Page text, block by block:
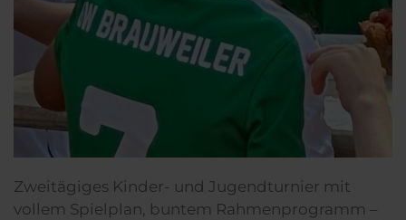
Zweitägiges Kinder- und Jugendturnier mit
vollem Spielplan, buntem Rahmenprogramm –